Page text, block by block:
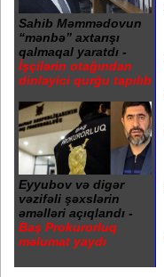
Sahib Məmmədovun
“mənbə” axtarışı
qalmaqal yaratdı -
İşçilərin otağından
dinləyici qurğu tapılıb
Eyyubov və digər
vəzifəli şəxslərin
əməlləri açıqlandı -
Baş Prokurorluq
məlumat yaydı